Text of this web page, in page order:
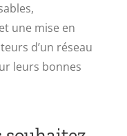
une mise en
d’un réseau
leurs bonnes